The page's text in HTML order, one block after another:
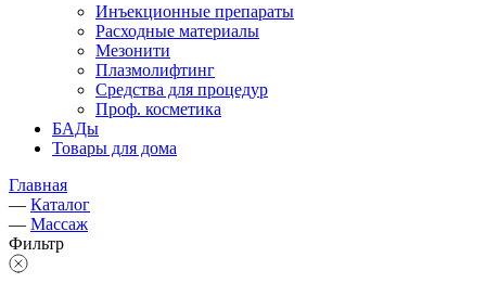
Инъекционные препараты
Расходные материалы
Мезонити
Плазмолифтинг
Средства для процедур
Проф. косметика
БАДы
Товары для дома
Главная
— Каталог
— Массаж
Фильтр